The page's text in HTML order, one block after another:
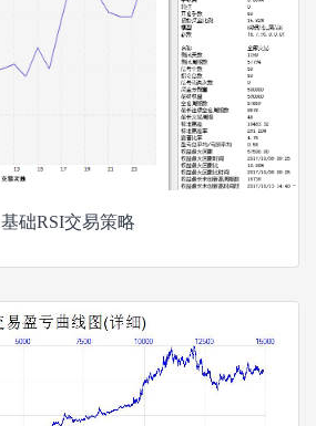
基础RSI交易策略